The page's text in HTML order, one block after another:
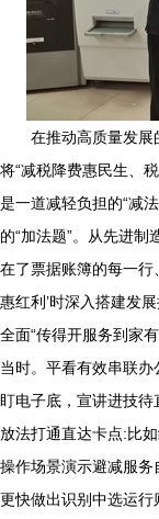
在推动高质量发展
将“减税降费惠民生、
是一道减轻负担的“减
的“加法题”。从先进
在了票据账簿的每一行
惠红利’时深入搭建发
全面“传得开服务到家
当时。平看有效串联
盯电子底，宣讲进技
放法打通直达卡点:比
操作场景演示避减服
更快做出识别中选运行